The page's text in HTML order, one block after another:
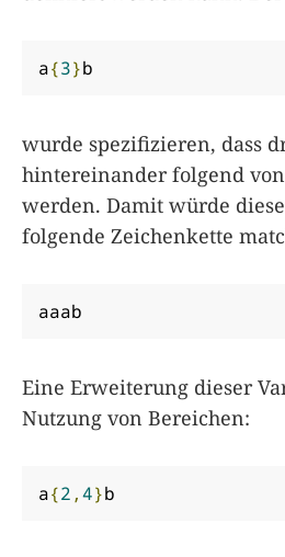
a{3}b
wurde spezifizieren, dass
hintereinander folgend
werden. Damit würde
folgende Zeichenkette
aaab
Eine Erweiterung dieser
Nutzung von Bereichen:
a{2 ,4}b